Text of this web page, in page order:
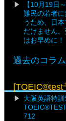
【10月19日
難民の若者
うため、日
だけません
はお早めに！
過去のコラ
[TOEIC®test
大阪英語特訓
712